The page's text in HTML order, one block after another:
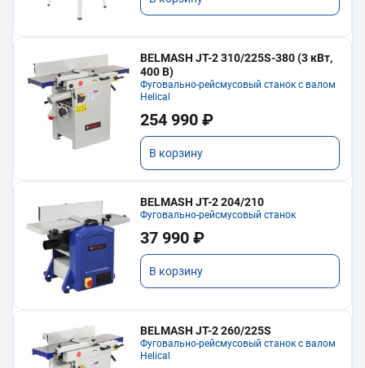
BELMASH JT-2 310/225S-380 (3 кВт,
400 В)
Фуговально-рейсмусовый станок с валом
Helical
254 990 ₽
В корзину
BELMASH JT-2 204/210
Фуговально-рейсмусовый станок
37 990 ₽
В корзину
BELMASH JT-2 260/225S
Фуговально-рейсмусовый станок с валом
Helical